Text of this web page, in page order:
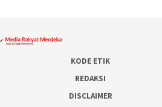
KODE ETIK
REDAKSI
DISCLAIMER